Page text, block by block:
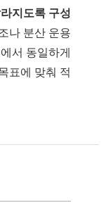
지도록 구성
나 분산 운용
서 동일하게
표에 맞춰 적